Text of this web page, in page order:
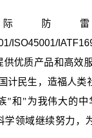
防
ISO45001/
供优质产品和高效
计民生，造福人类
"和"为我伟大的中
学领域继续努力，